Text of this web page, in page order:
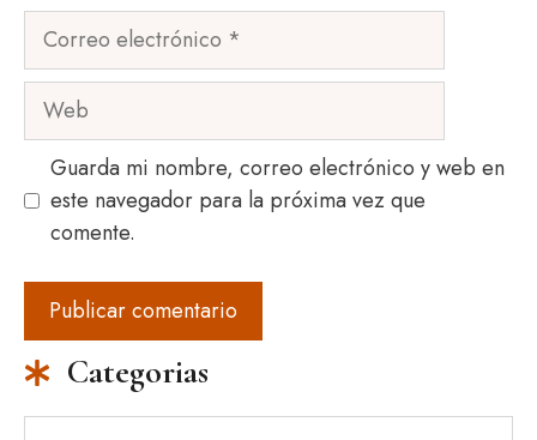
Correo
Web
Guarda mi nombre, correo electrónico y web en
este navegador para la próxima vez que
comente.
Categorias